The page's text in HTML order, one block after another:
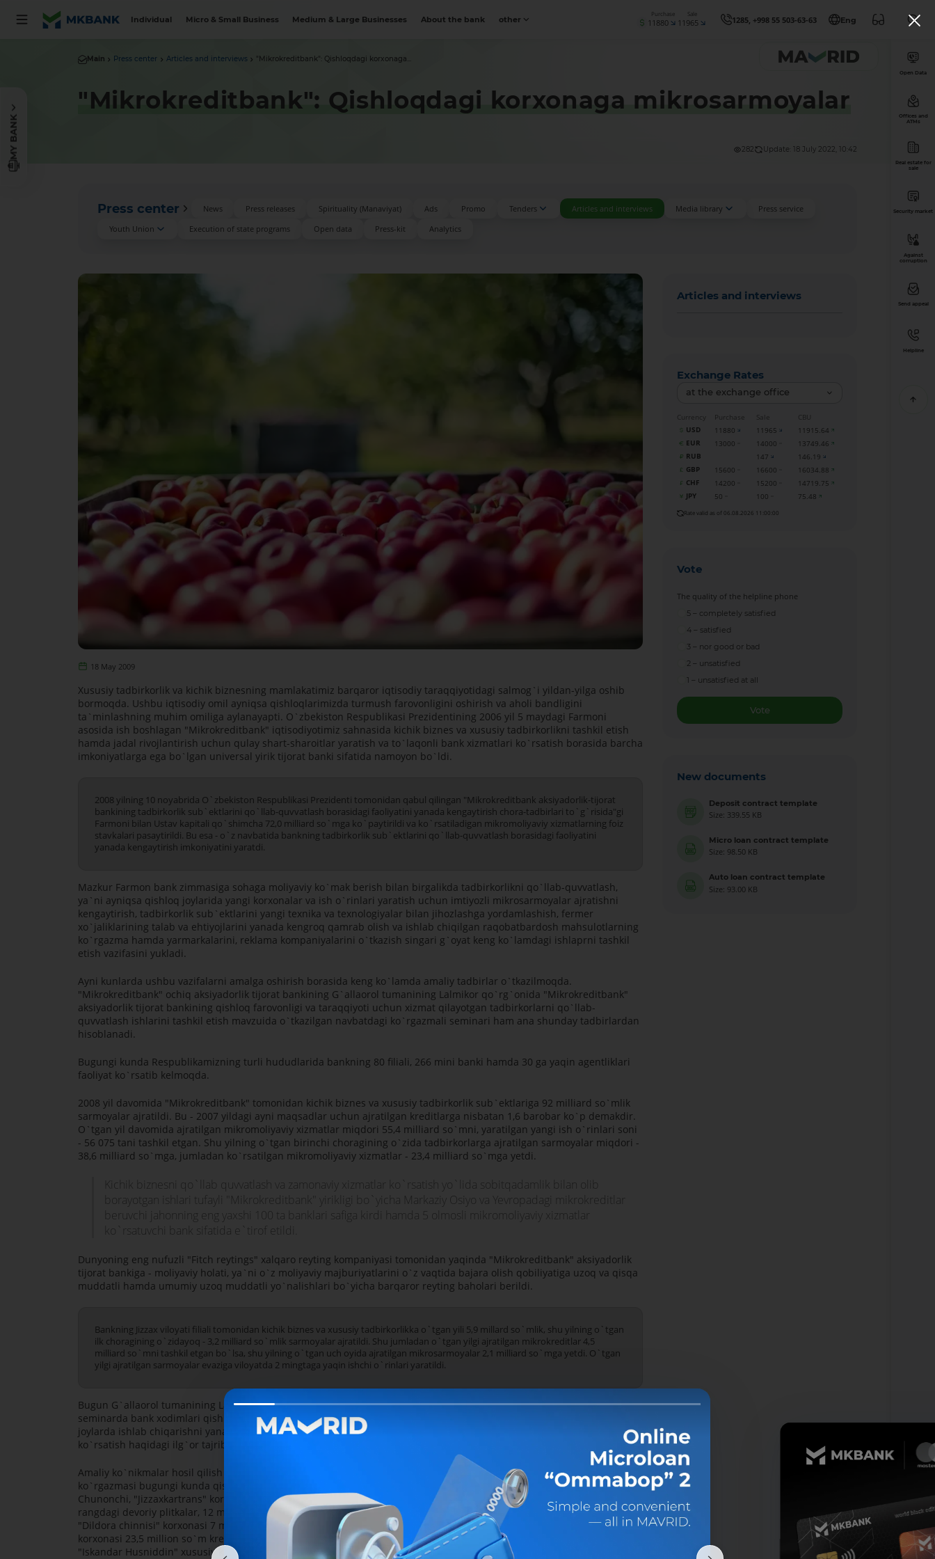
Individual Micro & Small Business Medium & Large Businesses About the bank other
Purchase
11880
Sale
11965 1285, +998 55 503-63-63 Eng
MY BANK
Main Press center Articles and interviews "Mikrokreditbank": Qishloqdagi korxonaga...
"Mikrokreditbank": Qishloqdagi korxonaga mikrosarmoyalar
282 Update: 18 July 2022, 10:42
Press center News Press releases Spirituality (Manaviyat) Ads Promo Tenders Articles and interviews Media library
Press service
Youth Union
Execution of state programs Open data Press-kit Аnalytics
18 May 2009
Xususiy tadbirkorlik va kichik biznesning mamlakatimiz barqaror iqtisodiy taraqqiyotidagi salmog`i yildan-yilga oshib
bormoqda. Ushbu iqtisodiy omil ayniqsa qishloqlarimizda turmush farovonligini oshirish va aholi bandligini
ta`minlashning muhim omiliga aylanayapti. O`zbekiston Respublikasi Prezidentining 2006 yil 5 maydagi Farmoni
asosida ish boshlagan "Mikrokreditbank" iqtisodiyotimiz sahnasida kichik biznes va xususiy tadbirkorlikni tashkil etish
hamda jadal rivojlantirish uchun qulay shart-sharoitlar yaratish va to`laqonli bank xizmatlari ko`rsatish borasida barcha
imkoniyatlarga ega bo`lgan universal yirik tijorat banki sifatida namoyon bo`ldi.
2008 yilning 10 noyabrida O`zbekiston Respublikasi Prezidenti tomonidan qabul qilingan "Mikrokreditbank aksiyadorlik-tijorat
bankining tadbirkorlik sub`ektlarini qo`llab-quvvatlash borasidagi faoliyatini yanada kengaytirish chora-tadbirlari to`g`risida"gi
Farmoni bilan Ustav kapitali qo`shimcha 72,0 milliard so`mga ko`paytirildi va ko`rsatiladigan mikromoliyaviy xizmatlarning foiz
stavkalari pasaytirildi. Bu esa - o`z navbatida bankning tadbirkorlik sub`ektlarini qo`llab-quvvatlash borasidagi faoliyatini
yanada kengaytirish imkoniyatini yaratdi.
Mazkur Farmon bank zimmasiga sohaga moliyaviy ko`mak berish bilan birgalikda tadbirkorlikni qo`llab-quvvatlash,
ya`ni ayniqsa qishloq joylarida yangi korxonalar va ish o`rinlari yaratish uchun imtiyozli mikrosarmoyalar ajratishni
kengaytirish, tadbirkorlik sub`ektlarini yangi texnika va texnologiyalar bilan jihozlashga yordamlashish, fermer
xo`jaliklarining talab va ehtiyojlarini yanada kengroq qamrab olish va ishlab chiqilgan raqobatbardosh mahsulotlarning
ko`rgazma hamda yarmarkalarini, reklama kompaniyalarini o`tkazish singari g`oyat keng ko`lamdagi ishlaprni tashkil
etish vazifasini yukladi.
Ayni kunlarda ushbu vazifalarni amalga oshirish borasida keng ko`lamda amaliy tadbirlar o`tkazilmoqda.
"Mikrokreditbank" ochiq aksiyadorlik tijorat bankining G`allaorol tumanining Lalmikor qo`rg`onida "Mikrokreditbank"
aksiyadorlik tijorat bankining qishloq farovonligi va taraqqiyoti uchun xizmat qilayotgan tadbirkorlarni qo`llab-
quvvatlash ishlarini tashkil etish mavzuida o`tkazilgan navbatdagi ko`rgazmali seminari ham ana shunday tadbirlardan
hisoblanadi.
Bugungi kunda Respublikamizning turli hududlarida bankning 80 filiali, 266 mini banki hamda 30 ga yaqin agentliklari
faoliyat ko`rsatib kelmoqda.
2008 yil davomida "Mikrokreditbank" tomonidan kichik biznes va xususiy tadbirkorlik sub`ektlariga 92 milliard so`mlik
sarmoyalar ajratildi. Bu - 2007 yildagi ayni maqsadlar uchun ajratilgan kreditlarga nisbatan 1,6 barobar ko`p demakdir.
O`tgan yil davomida ajratilgan mikromoliyaviy xizmatlar miqdori 55,4 milliard so`mni, yaratilgan yangi ish o`rinlari soni
- 56 075 tani tashkil etgan. Shu yilning o`tgan birinchi choragining o`zida tadbirkorlarga ajratilgan sarmoyalar miqdori -
38,6 milliard so`mga, jumladan ko`rsatilgan mikromoliyaviy xizmatlar - 23,4 milliard so`mga yetdi.
Kichik biznesni qo`llab quvvatlash va zamonaviy xizmatlar ko`rsatish yo`lida sobitqadamlik bilan olib
borayotgan ishlari tufayli "Mikrokreditbank" yirikligi bo`yicha Markaziy Osiyo va Yevropadagi mikrokreditlar
beruvchi jahonning eng yaxshi 100 ta banklari safiga kirdi hamda 5 olmosli mikromoliyaviy xizmatlar
ko`rsatuvchi bank sifatida e`tirof etildi.
Dunyoning eng nufuzli "Fitch reytings" xalqaro reyting kompaniyasi tomonidan yaqinda "Mikrokreditbank" aksiyadorlik
tijorat bankiga - moliyaviy holati, ya`ni o`z moliyaviy majburiyatlarini o`z vaqtida bajara olish qobiliyatiga uzoq va qisqa
muddatli hamda umumiy uzoq muddatli yo`nalishlari bo`yicha barqaror reyting baholari berildi.
Bankning Jizzax viloyati filiali tomonidan kichik biznes va xususiy tadbirkorlikka o`tgan yili 5,9 millard so`mlik, shu yilning o`tgan
ilk choragining o`zidayoq - 3,2 milliard so`mlik sarmoyalar ajratildi. Shu jumladan o`tgan yilgi ajratilgan mikrokreditlar 4,5
milliard so`mni tashkil etgan bo`lsa, shu yilning o`tgan uch oyida ajratilgan mikrosarmoyalar 2,1 milliard so`mga yetdi. O`tgan
yilgi ajratilgan sarmoyalar evaziga viloyatda 2 mingtaga yaqin ishchi o`rinlari yaratildi.
Bugun G`allaorol tumanining Lalmikor qo`rg`onida qishloq taraqqiyoti va farovonligi yiliga bag`ishlab tashkil etilgan
seminarda bank xodimlari qishloq sharoitida mikrosarmoyalardan yanada samaraliroq foydalanish imkoniyatlari va
joylarda ishlab chiqarishni yanada kengroq ko`lamda tashkil etish borasida tadbirkorlarga yanada yaxshiroq xizmat
ko`rsatish haqidagi ilg`or tajribalari bilan fikr almashdilar.
Amaliy ko`nikmalar hosil qilish maqsadida tadbir doirasida bank sarmoyalari evaziga yaratilgan maxsulotlar
ko`rgazmasi bugungi kunda qishloqlarimizda chinakam ishlab chiqarish korxonalari yaratilayotganini namoyish etdi.
Chunonchi, "Jizzaxkartrans" korxonasi bankdan olgan 53 million so`m krediti evaziga ishlab chiqarayotgan 20 xil turli
rangdagi devoriy plitkalar, 12 million so`m kredit olib "Ulug`bek Oybek" korxonasi chiqarayotgan sifatli cherepisalar,
"Dildora chinnisi" korxonasi 7 million so`m sarmoya olib chiqarayotgan zarhal laganlar, choynak-piyolalar, "Zomin asali"
korxonasi 23,5 million so`m kredit hisobiga bejirim va turli kattalikdagi idishlarga qadoqlayotgan dorivor asallar,
"Iskandar Husniddin" xususiy korxonasi 22 million so`m mikrosarmoya evaziga tayyorlayotgan bejirim va zamonaviy
Articles and interviews
Exchange Rates
at the exchange office
Currency Purchase Sale
CBU
USD
11880 11965
11915.64
EUR
13000 14000
13749.46
RUB
147
146.19
GBP
15600 16600
16034.88
CHF
14200 15200
14719.75
JPY
50 100 75.48
Rate valid as of 06.08.2026 11:00:00
Vote
The quality of the helpline phone
5 – completely satisfied
4 – satisfied
3 – nor good or bad
2 – unsatisfied
1 – unsatisfied at all
Vote
New documents
Deposit contract template
Size: 339.55 KB
Micro loan contract template
Size: 98.50 KB
Auto loan contract template
Size: 93.00 KB
Open Data
Offices and
ATMs
Real estate for
sale
Security market
Against
corruption
Send appeal
Helpline